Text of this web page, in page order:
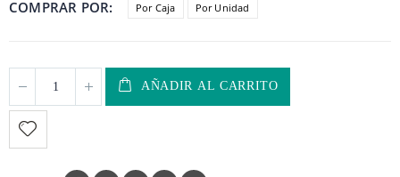
COMPRAR POR Por Caja Por Unidad
AÑADIR AL CARRITO